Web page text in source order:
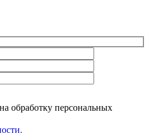
обработку персональных